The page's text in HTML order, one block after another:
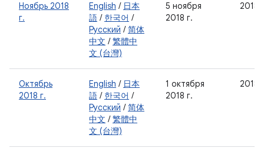
Ноябрь 2018
г.
English / 日本
語 / 한국어 /
Русский /简体
中文 /繁體中
文 (台灣)
5 ноября
2018 г.
Октябрь
2018 г.
English / 日本
語 / 한국어 /
Русский /简体
中文 /繁體中
文 (台灣)
1 октября
2018 г.